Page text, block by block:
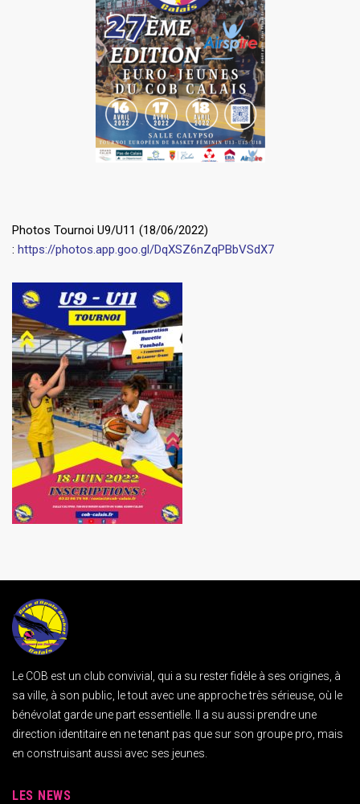
Photos Tournoi U9/U11 (18/06/2022)
: https://photos.app.goo.gl/DqXSZ6nZqPBbVSdX7
Le COB est un club convivial, qui a su rester fidèle à ses origines, à
sa ville, à son public, le tout avec une approche très sérieuse, où le
bénévolat garde une part essentielle. Il a su aussi prendre une
direction identitaire en ne tenant pas que sur son groupe pro, mais
en construisant aussi avec ses jeunes.
LES NEWS